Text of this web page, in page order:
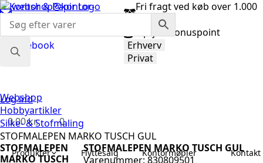
webshop@kontor-
papir.dk
98 92 33 33
Facebook
Fri fragt ved køb over 1.000
Optjen bonuspoint
Erhverv
Privat
Log ind
0,00kr. 0
Produkter Flyttesalg Kontormøbler
Webshop
Hobbyartikler
Silke- & Stofmaling
STOFMALEPEN MARKO TUSCH GUL
STOFMALEPEN
MARKO TUSCH
STOFMALEPEN MARKO TUSCH GUL
Varenummer: 830809501